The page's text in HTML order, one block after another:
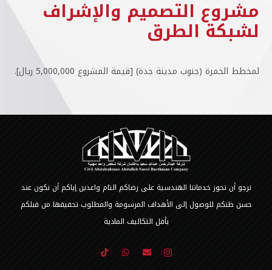
مشروع التصميم والإشراف
لشبكة الطرق
لمخطط الخمرة (جنوب مدينة جدة) [قيمة المشروع 5,000,000 ريال].
نرجو أن تحوز خدماتنا الهندسية على رضاكم التام واعدين إياكم أن نكون عند
حسن ظنكم للوصول إلى الأهداف المرسومة والمطلوب تحقيقها من قبلكم
بأقل التكاليف المادية